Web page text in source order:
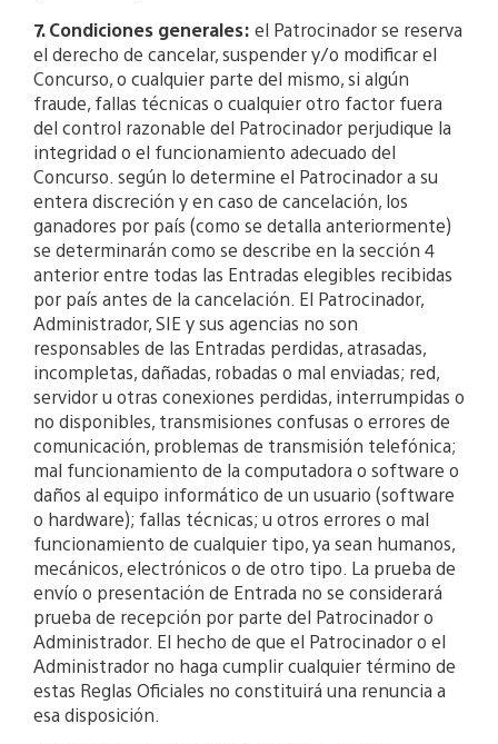
7. Condiciones generales: el Patrocinador se reserva
el derecho de cancelar, suspender y/o modificar el
Concurso, o cualquier parte del mismo, si algún
fraude, fallas técnicas o cualquier otro factor fuera
del control razonable del Patrocinador perjudique la
integridad o el funcionamiento adecuado del
Concurso. según lo determine el Patrocinador a su
entera discreción y en caso de cancelación, los
ganadores por país (como se detalla anteriormente)
se determinarán como se describe en la sección 4
anterior entre todas las Entradas elegibles recibidas
por país antes de la cancelación. El Patrocinador,
Administrador, SIE y sus agencias no son
responsables de las Entradas perdidas, atrasadas,
incompletas, dañadas, robadas o mal enviadas; red,
servidor u otras conexiones perdidas, interrumpidas o
no disponibles, transmisiones confusas o errores de
comunicación, problemas de transmisión telefónica;
mal funcionamiento de la computadora o software o
daños al equipo informático de un usuario (software
o hardware); fallas técnicas; u otros errores o mal
funcionamiento de cualquier tipo, ya sean humanos,
mecánicos, electrónicos o de otro tipo. La prueba de
envío o presentación de Entrada no se considerará
prueba de recepción por parte del Patrocinador o
Administrador. El hecho de que el Patrocinador o el
Administrador no haga cumplir cualquier término de
estas Reglas Oficiales no constituirá una renuncia a
esa disposición.